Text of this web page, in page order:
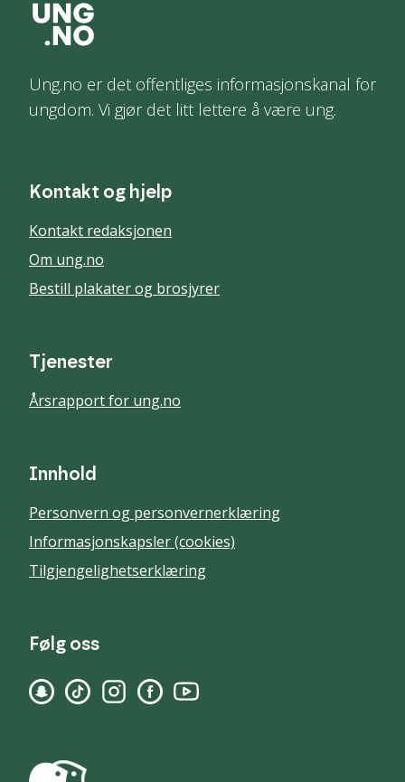
Ung.no er det offentliges informasjonskanal for
ungdom. Vi gjør det litt lettere å være ung.
Kontakt og hjelp
Kontakt redaksjonen
Om ung.no
Bestill plakater og brosjyrer
Tjenester
Årsrapport for ung.no
Innhold
Personvern og personvernerklæring
Informasjonskapsler (cookies)
Tilgjengelighetserklæring
Følg oss